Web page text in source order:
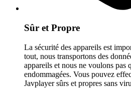
Sûr et Propre
La sécurité des appareils est
tout, nous transportons des
appareils et nous ne voulons pas
endommagées. Vous pouvez
Javplayer sûrs et propres sans